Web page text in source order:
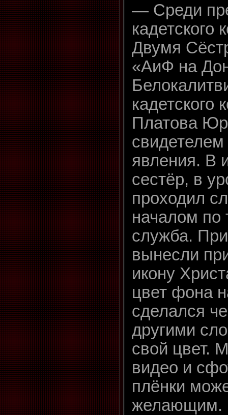
— Среди
кадетского
Двумя
«АиФ на
кадетского
Платова
свидетелем
явления. В
сестёр, в
проходил
началом по
служба.
вынесли
икону
цвет фона
сделался
другими
свой цвет.
видео и
плёнки
желающим.